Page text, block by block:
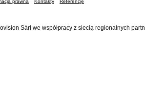
prawna Kontakty Referencje
Sàrl we współpracy z siecią regionalnych